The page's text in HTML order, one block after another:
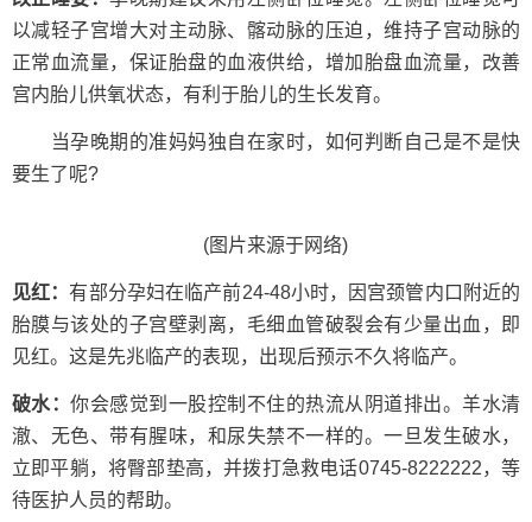
以减轻子宫增大对主动脉、髂动脉的压迫，维持子宫动脉的
正常血流量，保证胎盘的血液供给，增加胎盘血流量，改善
宫内胎儿供氧状态，有利于胎儿的生长发育。
当孕晚期的准妈妈独自在家时，如何判断自己是不是快
要生了呢?
(图片来源于网络)
见红： 有部分孕妇在临产前24-48小时，因宫颈管内口附近的
胎膜与该处的子宫壁剥离，毛细血管破裂会有少量出血，即
见红。这是先兆临产的表现，出现后预示不久将临产。
破水：你会感觉到一股控制不住的热流从阴道排出。羊水清
澈、无色、带有腥味，和尿失禁不一样的。一旦发生破水，
立即平躺，将臀部垫高，并拨打急救电话0745-8222222，等
待医护人员的帮助。